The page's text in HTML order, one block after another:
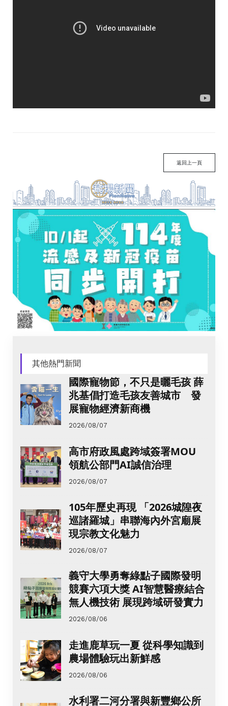
返回上一頁
其他熱門新聞
國際寵物節，不只是曬毛孩 薛
兆基倡打造毛孩友善城市 發
展寵物經濟新商機
2026/08/07
高市府政風處跨域簽署MOU
領航公部門AI誠信治理
2026/08/07
105年歷史再現 「2026城隍夜
巡諸羅城」串聯海內外宮廟展
現宗教文化魅力
2026/08/07
義守大學勇奪綠點子國際發明
競賽六項大獎 AI智慧醫療結合
無人機技術 展現跨域研發實力
2026/08/06
走進鹿草玩一夏 從科學知識到
農場體驗玩出新鮮感
2026/08/06
水利署二河分署與新豐鄉公所